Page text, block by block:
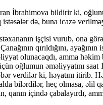
İbrahimova bildirir ki,
istəsələr də, buna icazə
işçisi vurub, ona görə
qırıldığını, ayağının
olunacaqdı, amma həkim
oğlumun əməliyyatını saat
verdilər ki, həyatını itirib.
bilərdilər, heç olmasa, əlil
qanın içində çabalayırdı,